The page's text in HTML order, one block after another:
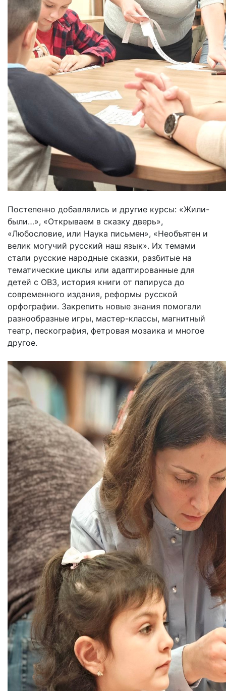
Постепенно добавлялись и другие курсы: «Жили-
были…», «Открываем в сказку дверь»,
«Любословие, или Наука письмен», «Необъятен и
велик могучий русский наш язык». Их темами
стали русские народные сказки, разбитые на
тематические циклы или адаптированные для
детей с ОВЗ, история книги от папируса до
современного издания, реформы русской
орфографии. Закрепить новые знания помогали
разнообразные игры, мастер-классы, магнитный
театр, пескография, фетровая мозаика и многое
другое.